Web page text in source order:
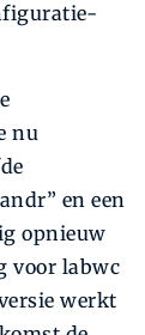
nu
en een
opnieuw
voor labwc
werkt